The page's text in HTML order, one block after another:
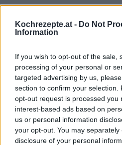
Kochrezepte.at - Do Not
Information
If you wish to opt-out of the sale,
processing of your personal or
targeted advertising by us,
section to confirm your selection.
opt-out request is processed you
interest-based ads based on
us or personal information
your opt-out. You may
disclosure of your personal
Butterkuchen
Ananas-Buttermilch-
Leicht
Mohn-Rahm-Kuchen
Leicht